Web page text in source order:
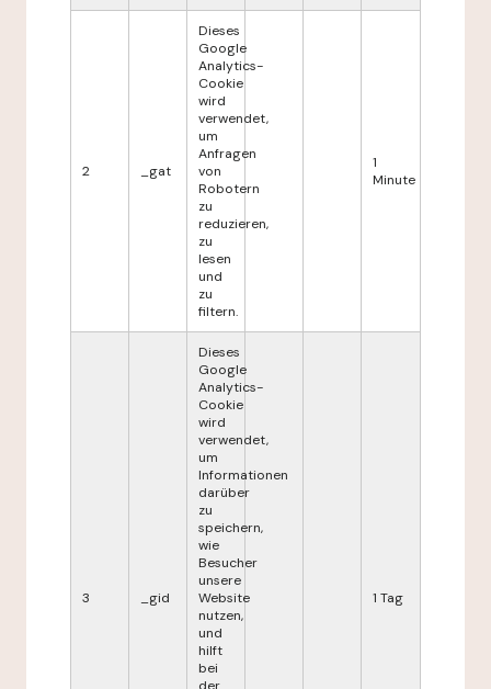
2 _gat
Dieses
Google
Analytics-
Cookie
wird
verwendet,
um
Anfragen
von
Robotern
zu
reduzieren,
zu
lesen
und
zu
filtern.
1
Minute
3 _gid
Dieses
Google
Analytics-
Cookie
wird
verwendet,
um
Informationen
darüber
zu
speichern,
wie
Besucher
unsere
Website
nutzen,
und
hilft
bei
1 Tag